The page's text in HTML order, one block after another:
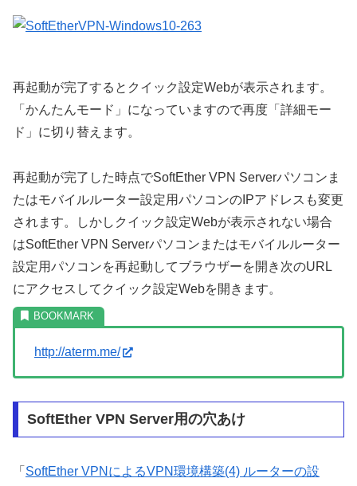
再起動が完了するとクイック設定Webが表示されます。
「かんたんモード」になっていますので再度「詳細モー
ド」に切り替えます。
再起動が完了した時点でSoftEther VPN Serverパソコンま
たはモバイルルーター設定用パソコンのIPアドレスも変更
されます。しかしクイック設定Webが表示されない場合
はSoftEther VPN Serverパソコンまたはモバイルルーター
設定用パソコンを再起動してブラウザーを開き次のURL
にアクセスしてクイック設定Webを開きます。
http://aterm.me/
SoftEther VPN Server用の穴あけ
「 SoftEther VPNによるVPN環境構築(4) ルーターの設